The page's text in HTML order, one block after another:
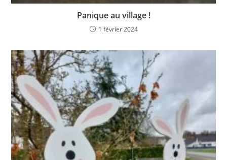
Panique au village !
1 février 2024